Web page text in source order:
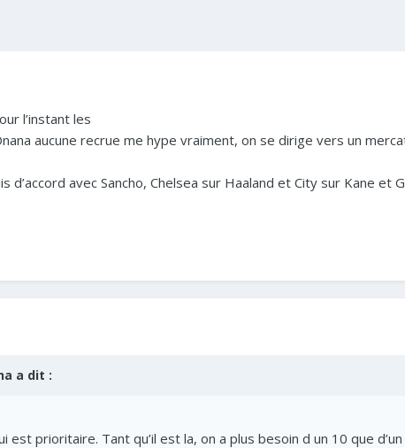
l’instant les
aucune recrue me hype vraiment, on se dirige vers un
d’accord avec Sancho, Chelsea sur Haaland et City sur Kane et
a dit :
est prioritaire. Tant qu’il est la, on a plus besoin d un 10 que d’un